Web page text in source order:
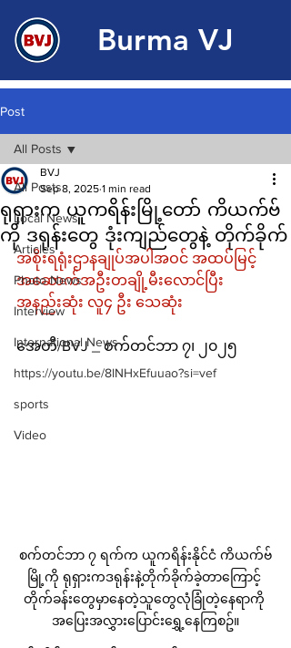
Burma VJ
Post
All Posts
Local News
Articles
Photo News
Interview
International News
https://youtu.be/8lNHxEfuuao?si=vef
sports
Video
All Posts
ရုရှားက ယူကရိန်းမြို့‌တော် ကိယက်ဗ်
ကို ဒရုန်းတွေ ဒုံးကျည်တွေနဲ့ တိုက်ခိုက်
BVJ
Sep 8, 2025 1 min read
အစိုးရရုံးဌာနချုပ်အပါအဝင် အထပ်မြင့်
အဆောက်အဦးတချို့မီးလောင်ပြီး
အနည်းဆုံး လူ၄ ဦး သေဆုံး
အေတီ/BVJ _ စက်တင်ဘာ ၇၊ ၂၀၂၅
စက်တင်ဘာ ၇ ရက်က ယူကရိန်းနိုင်ငံ ကိယက်ဗ်
မြို့ကို ရုရှားကဒရုန်းနဲ့တိုက်ခိုက်ခဲ့တာကြောင့်
တိုက်ခန်းတွေမှာနေတဲ့သူတွေလုံခြုံတဲ့နေရာကို
အပြေးအလွှားပြောင်းရွှေ့နေကြစဥ်။